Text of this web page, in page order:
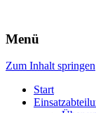
v.d.H.
Menü
Zum Inhalt springen
Start